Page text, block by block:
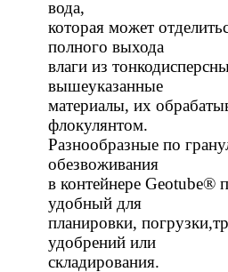
вода,
которая может
полного выхода
влаги из
вышеуказанные
материалы, их
флокулянтом.
Разнообразные по
обезвоживания
в контейнере Geotube®
удобный для
планировки,
удобрений или
складирования.